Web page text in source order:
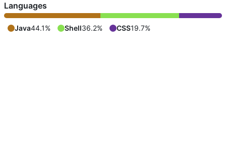
Languages
Java44.1% Shell36.2% CSS19.7%